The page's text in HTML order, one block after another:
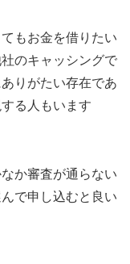
もお金を借りたい
のキャッシングで
りがたい存在であ
る人もいます
か審査が通らない
で申し込むと良い